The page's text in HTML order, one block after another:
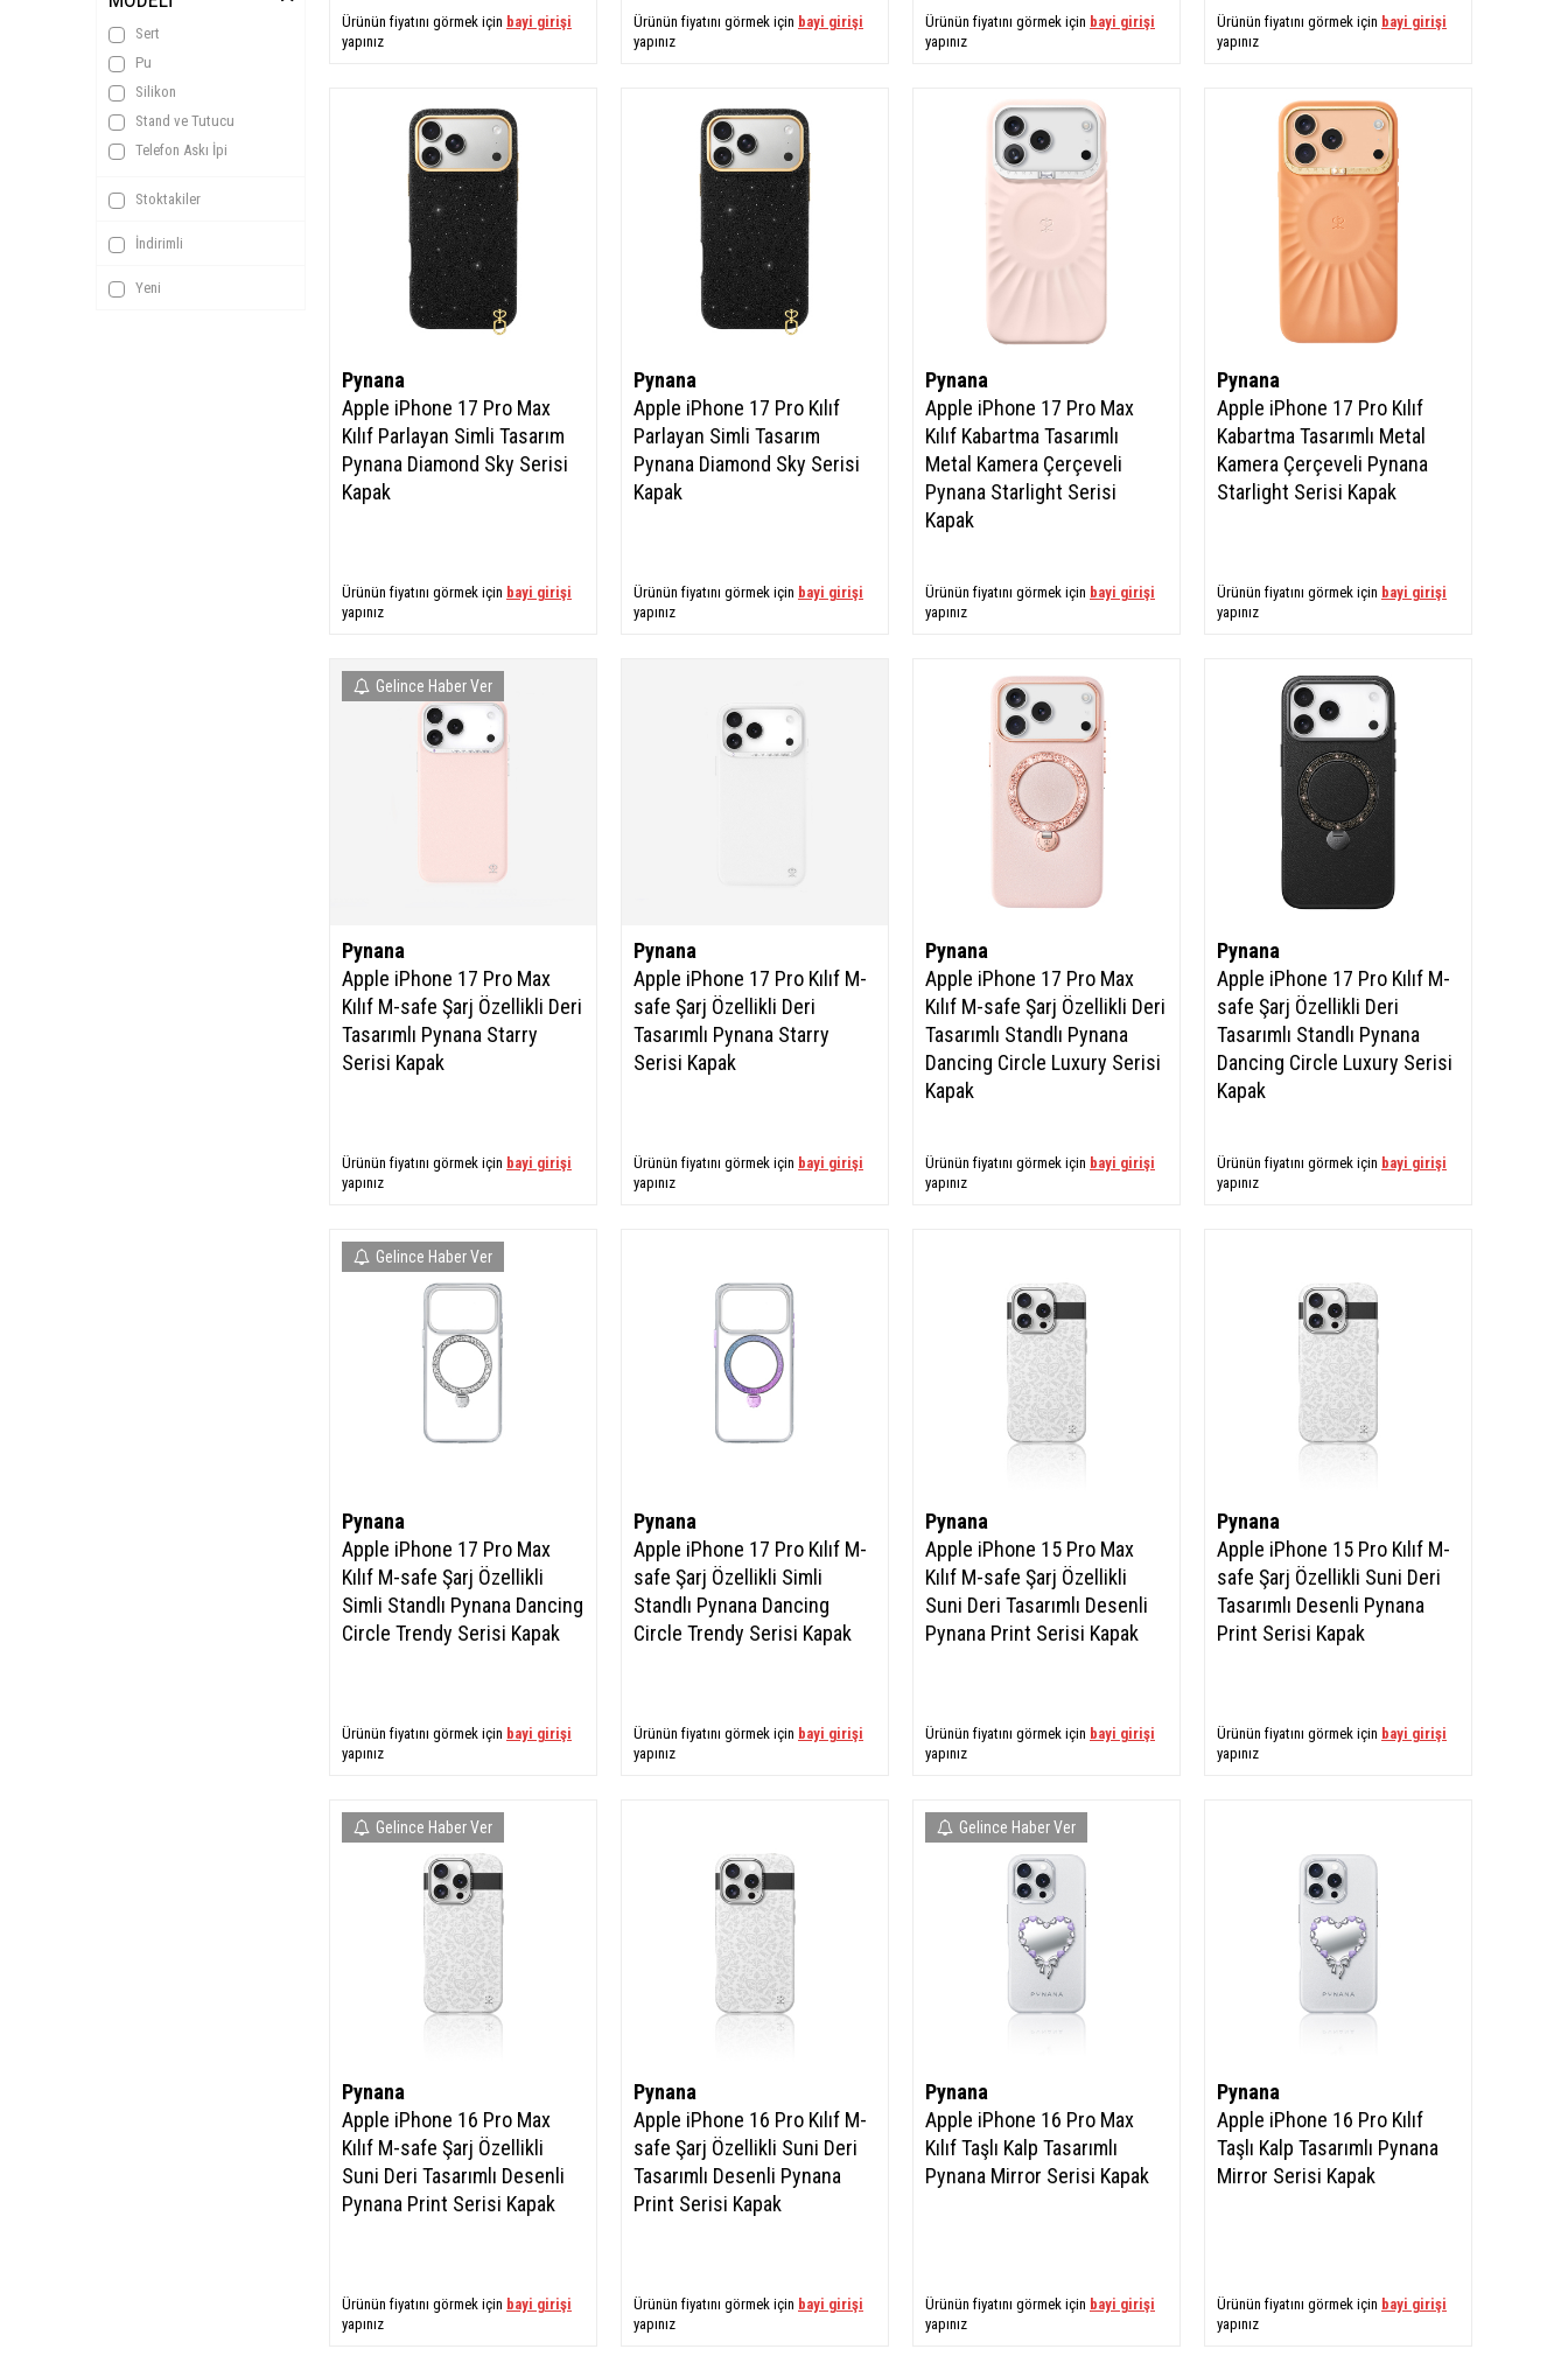
Turuncu
Yeşil
Sert
Pu
Silikon
Stand ve Tutucu
Telefon Askı İpi
Stoktakiler
İndirimli
Yeni
Ürünün fiyatını görmek için bayi girişi
yapınız
Ürünün fiyatını görmek için bayi girişi
yapınız
Ürünün fiyatını görmek için bayi girişi
yapınız
Ürünün fiyatını görmek için bayi girişi
yapınız
Pynana
Apple iPhone 17 Pro Max
Kılıf Parlayan Simli Tasarım
Pynana Diamond Sky Serisi
Kapak
Ürünün fiyatını görmek için bayi girişi
yapınız
Pynana
Apple iPhone 17 Pro Kılıf
Parlayan Simli Tasarım
Pynana Diamond Sky Serisi
Kapak
Ürünün fiyatını görmek için bayi girişi
yapınız
Pynana
Apple iPhone 17 Pro Max
Kılıf Kabartma Tasarımlı
Metal Kamera Çerçeveli
Pynana Starlight Serisi
Kapak
Ürünün fiyatını görmek için bayi girişi
yapınız
Pynana
Apple iPhone 17 Pro Kılıf
Kabartma Tasarımlı Metal
Kamera Çerçeveli Pynana
Starlight Serisi Kapak
Ürünün fiyatını görmek için bayi girişi
yapınız
Gelince Haber Ver
Pynana
Apple iPhone 17 Pro Max
Kılıf M-safe Şarj Özellikli Deri
Tasarımlı Pynana Starry
Serisi Kapak
Ürünün fiyatını görmek için bayi girişi
yapınız
Pynana
Apple iPhone 17 Pro Kılıf M-
safe Şarj Özellikli Deri
Tasarımlı Pynana Starry
Serisi Kapak
Ürünün fiyatını görmek için bayi girişi
yapınız
Pynana
Apple iPhone 17 Pro Max
Kılıf M-safe Şarj Özellikli Deri
Tasarımlı Standlı Pynana
Dancing Circle Luxury Serisi
Kapak
Ürünün fiyatını görmek için bayi girişi
yapınız
Pynana
Apple iPhone 17 Pro Kılıf M-
safe Şarj Özellikli Deri
Tasarımlı Standlı Pynana
Dancing Circle Luxury Serisi
Kapak
Ürünün fiyatını görmek için bayi girişi
yapınız
Gelince Haber Ver
Pynana
Apple iPhone 17 Pro Max
Kılıf M-safe Şarj Özellikli
Simli Standlı Pynana Dancing
Circle Trendy Serisi Kapak
Ürünün fiyatını görmek için bayi girişi
yapınız
Pynana
Apple iPhone 17 Pro Kılıf M-
safe Şarj Özellikli Simli
Standlı Pynana Dancing
Circle Trendy Serisi Kapak
Ürünün fiyatını görmek için bayi girişi
yapınız
Pynana
Apple iPhone 15 Pro Max
Kılıf M-safe Şarj Özellikli
Suni Deri Tasarımlı Desenli
Pynana Print Serisi Kapak
Ürünün fiyatını görmek için bayi girişi
yapınız
Pynana
Apple iPhone 15 Pro Kılıf M-
safe Şarj Özellikli Suni Deri
Tasarımlı Desenli Pynana
Print Serisi Kapak
Ürünün fiyatını görmek için bayi girişi
yapınız
Gelince Haber Ver
Pynana
Apple iPhone 16 Pro Max
Kılıf M-safe Şarj Özellikli
Suni Deri Tasarımlı Desenli
Pynana Print Serisi Kapak
Ürünün fiyatını görmek için bayi girişi
yapınız
Pynana
Apple iPhone 16 Pro Kılıf M-
safe Şarj Özellikli Suni Deri
Tasarımlı Desenli Pynana
Print Serisi Kapak
Ürünün fiyatını görmek için bayi girişi
yapınız
Gelince Haber Ver
Pynana
Apple iPhone 16 Pro Max
Kılıf Taşlı Kalp Tasarımlı
Pynana Mirror Serisi Kapak
Ürünün fiyatını görmek için bayi girişi
yapınız
Pynana
Apple iPhone 16 Pro Kılıf
Taşlı Kalp Tasarımlı Pynana
Mirror Serisi Kapak
Ürünün fiyatını görmek için bayi girişi
yapınız